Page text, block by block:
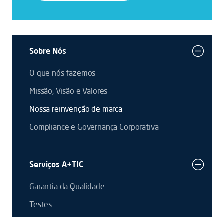
Sobre Nós
O que nós fazemos
Missão, Visão e Valores
Nossa reinvenção de marca
Compliance e Governança Corporativa
Serviços A+TIC
Garantia da Qualidade
Testes